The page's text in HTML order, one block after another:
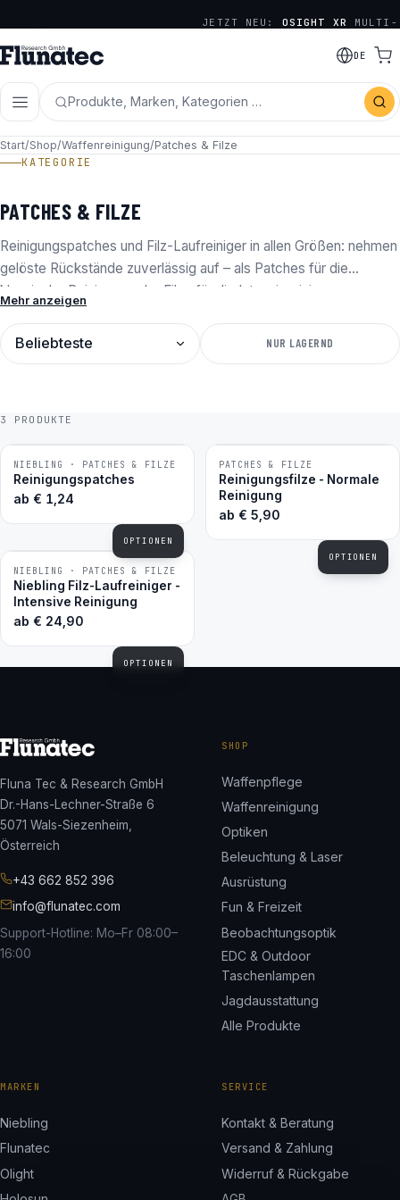
JETZT NEU: OSIGHT XR MULTI-
RETICLE SERIE DE
Produkte, Marken, Kategorien …
Start/Shop/Waffenreinigung/Patches & Filze
KATEGORIE
PATCHES & FILZE
Reinigungspatches und Filz-Laufreiniger in allen Größen: nehmen
gelöste Rückstände zuverlässig auf – als Patches für die
klassische Reinigung oder Filze für die Intensivreinigung.
Mehr anzeigen
SORTIERUNG NUR LAGERND
3 PRODUKTE
BESTSELLER
NIEBLING · PATCHES & FILZE
Reinigungspatches
ab € 1,24
OPTIONEN
BESTSELLER
PATCHES & FILZE
Reinigungsfilze - Normale
Reinigung
ab € 5,90
OPTIONEN
NIEBLING · PATCHES & FILZE
Niebling Filz-Laufreiniger -
Intensive Reinigung
ab € 24,90
OPTIONEN
Fluna Tec & Research GmbH
Dr.-Hans-Lechner-Straße 6
5071 Wals-Siezenheim,
Österreich
+43 662 852 396
info@flunatec.com
Support-Hotline: Mo–Fr 08:00–
16:00
SHOP
Waffenpflege
Waffenreinigung
Optiken
Beleuchtung & Laser
Ausrüstung
Fun & Freizeit
Beobachtungsoptik
EDC & Outdoor
Taschenlampen
Jagdausstattung
Alle Produkte
MARKEN
Niebling
Flunatec
Olight
SERVICE
Kontakt & Beratung
Versand & Zahlung
Widerruf & Rückgabe